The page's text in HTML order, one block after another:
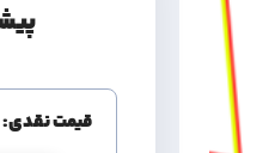
قیمت نقدی: